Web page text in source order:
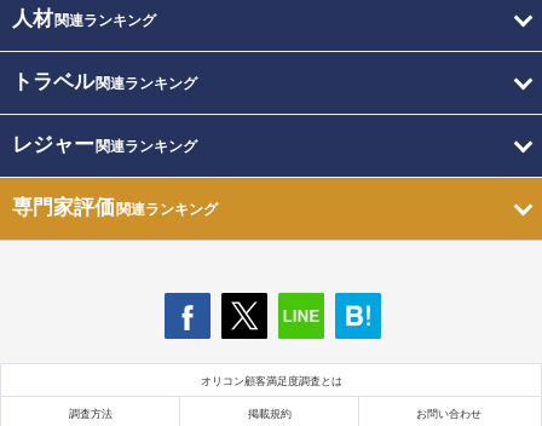
人材関連ランキング
トラベル関連ランキング
レジャー関連ランキング
専門家評価関連ランキング
オリコン顧客満足度調査とは
調査方法 掲載規約 お問い合わせ